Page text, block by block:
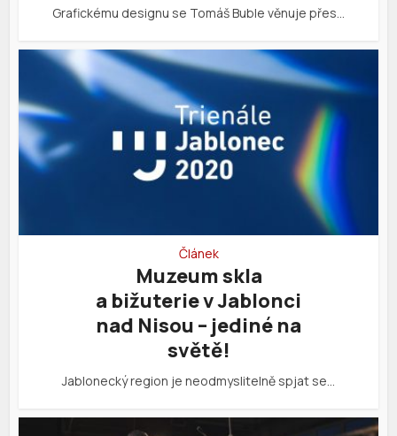
Grafickému designu se Tomáš Buble věnuje přes…
Článek
Muzeum skla
a bižuterie v Jablonci
nad Nisou – jediné na
světě!
Jablonecký region je neodmyslitelně spjat se…